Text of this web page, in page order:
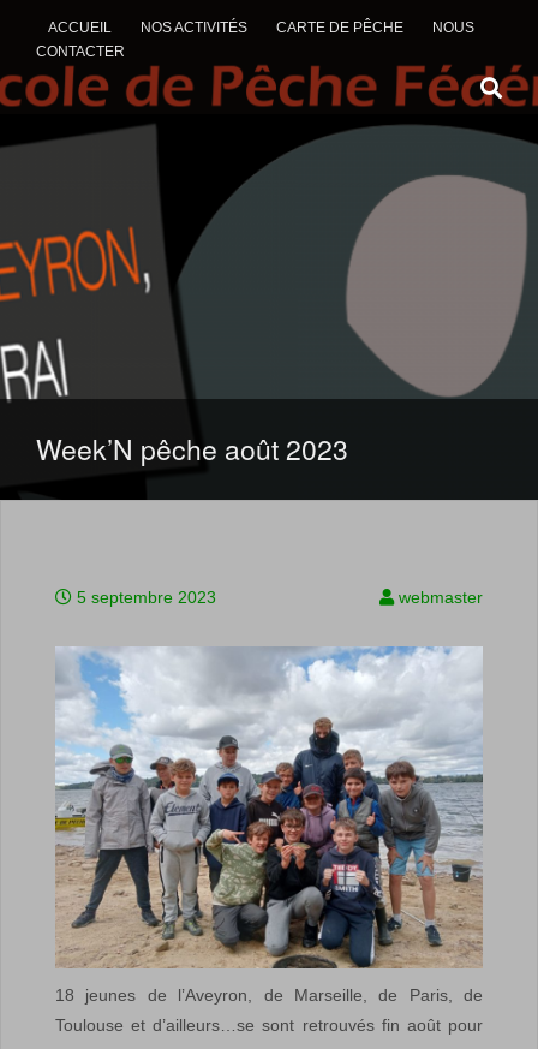
ACCUEIL NOS ACTIVITÉS CARTE DE PÊCHE
NOUS
CONTACTER
ALLER AU CONTENU
Week’N pêche août 2023
5 septembre 2023 webmaster
18 jeunes de l’Aveyron, de Marseille, de Paris, de
Toulouse et d’ailleurs…se sont retrouvés fin août pour